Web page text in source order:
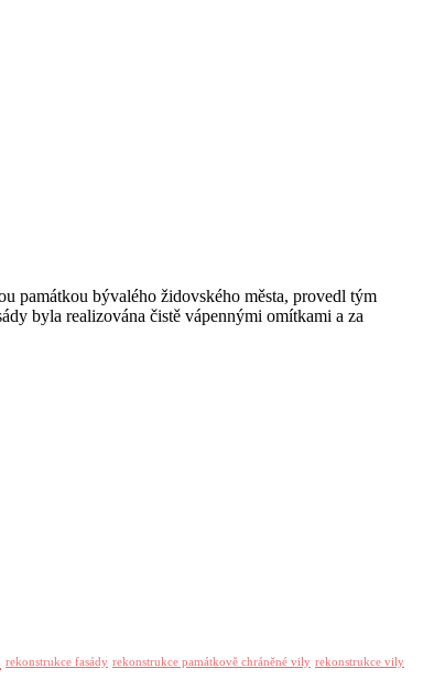
památkou bývalého židovského města, provedl tým
byla realizována čistě vápennými omítkami a za
rekonstrukce fasády rekonstrukce památkově chráněné vily rekonstrukce vily